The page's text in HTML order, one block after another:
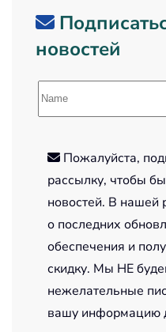
новостей
Пожалуйста,
рассылку, чтобы
новостей. В нашей
о последних
обеспечения и
скидку. Мы НЕ
нежелательные
вашу информацию